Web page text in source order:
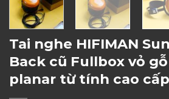
Tai nghe HIFIMAN
Back cũ Fullbox vỏ
planar từ tính cao cấp